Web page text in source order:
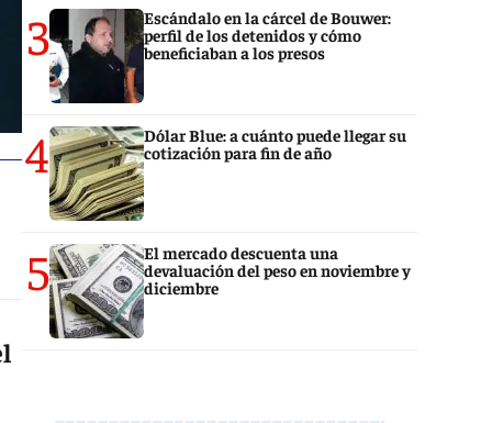
3
Escándalo en la cárcel de Bouwer:
perfil de los detenidos y cómo
beneficiaban a los presos
4
Dólar Blue: a cuánto puede llegar su
cotización para fin de año
5
El mercado descuenta una
devaluación del peso en noviembre y
diciembre